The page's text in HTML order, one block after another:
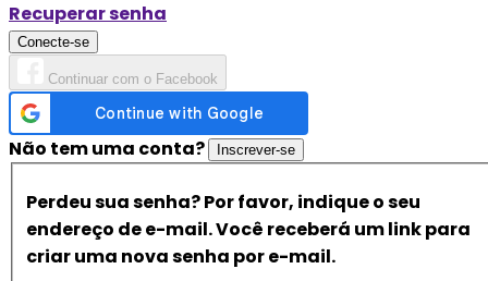
Recuperar senha
Conecte-se
Continuar com o Facebook
Não tem uma conta? Inscrever-se
Perdeu sua senha? Por favor, indique o seu
endereço de e-mail. Você receberá um link para
criar uma nova senha por e-mail.